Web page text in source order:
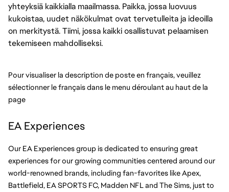
yhteyksiä kaikkialla maailmassa. Paikka, jossa luovuus
kukoistaa, uudet näkökulmat ovat tervetulleita ja ideoilla
on merkitystä. Tiimi, jossa kaikki osallistuvat pelaamisen
tekemiseen mahdolliseksi.
Pour visualiser la description de poste en français, veuillez
sélectionner le français dans le menu déroulant au haut de la
page
EA Experiences
Our EA Experiences group is dedicated to ensuring great
experiences for our growing communities centered around our
world-renowned brands, including fan-favorites like Apex,
Battlefield, EA SPORTS FC, Madden NFL and The Sims, just to